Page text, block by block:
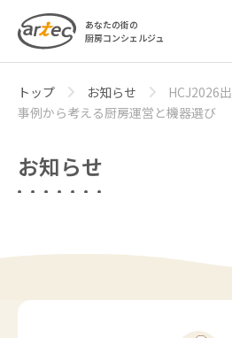
あなたの街の
厨房コンシェルジュ
トップ お知らせ
HCJ2026
事例から考える厨房運営と機器選び
お知らせ